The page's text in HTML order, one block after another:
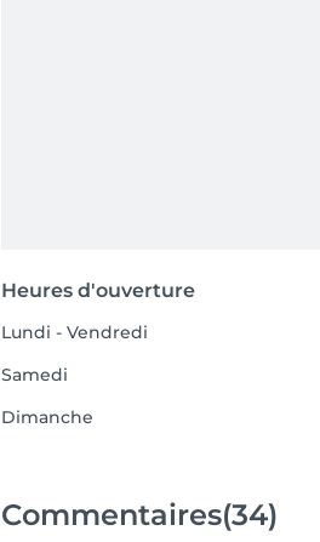
Heures d'ouverture
Lundi - Vendredi
Samedi
Dimanche
Commentaires(34)